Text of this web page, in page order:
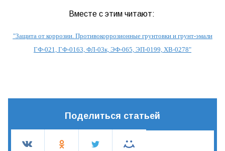
Вместе с этим читают:
"Защита от коррозии. Противокоррозионные грунтовки и грунт-эмали
ГФ-021, ГФ-0163, ФЛ-03к, ЭФ-065, ЭП-0199, ХВ-0278"
Поделиться статьей